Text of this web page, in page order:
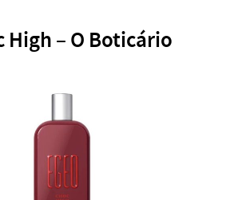
High – O Boticário